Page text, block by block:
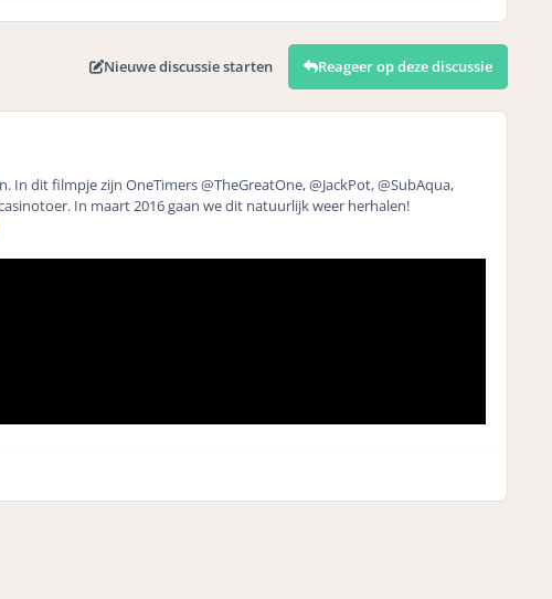
Nieuwe discussie starten Reageer op deze discussie
dit filmpje zijn OneTimers @TheGreatOne, @JackPot, @SubAqua,
In maart 2016 gaan we dit natuurlijk weer herhalen!